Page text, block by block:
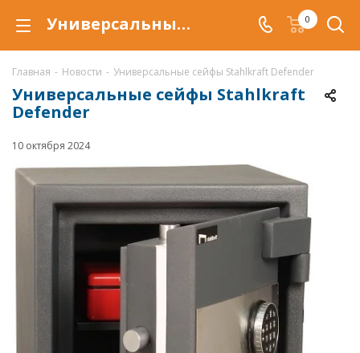
Универсальные сейфы Stahlkraft Defender 0
Главная - Новости - Универсальные сейфы Stahlkraft Defender
Универсальные сейфы Stahlkraft
Defender
10 октября 2024